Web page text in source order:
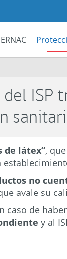
ISP
de látex”,
no
avale su
caso de
y al